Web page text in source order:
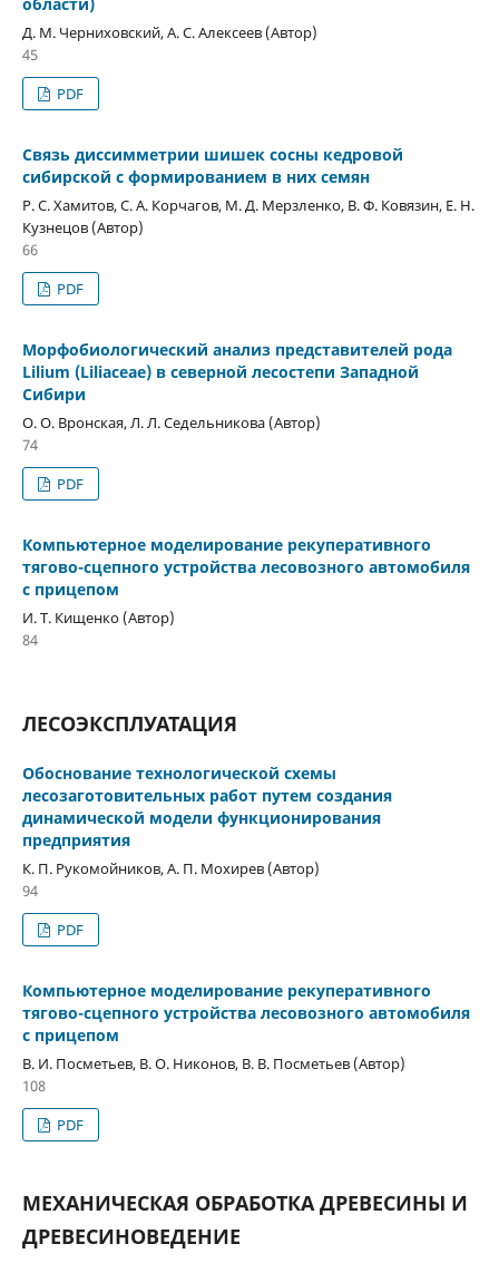
Д. М. Черниховский, А. С. Алексеев (Автор)
45
PDF
Связь диcсимметрии шишек сосны кедровой
сибирской с формированием в них семян
Р. С. Хамитов, С. А. Корчагов, М. Д. Мерзленко, В. Ф. Ковязин, Е. Н.
Кузнецов (Автор)
66
PDF
Морфобиологический анализ представителей рода
Lilium (Liliaceae) в северной лесостепи Западной
Сибири
О. О. Вронская, Л. Л. Седельникова (Автор)
74
PDF
Компьютерное моделирование рекуперативного
тягово-сцепного устройства лесовозного автомобиля
с прицепом
И. Т. Кищенко (Автор)
84
ЛЕСОЭКСПЛУАТАЦИЯ
Обоснование технологической схемы
лесозаготовительных работ путем создания
динамической модели функционирования
предприятия
К. П. Рукомойников, А. П. Мохирев (Автор)
94
PDF
Компьютерное моделирование рекуперативного
тягово-сцепного устройства лесовозного автомобиля
с прицепом
В. И. Посметьев, В. О. Никонов, В. В. Посметьев (Автор)
108
PDF
МЕХАНИЧЕСКАЯ ОБРАБОТКА ДРЕВЕСИНЫ И
ДРЕВЕСИНОВЕДЕНИЕ